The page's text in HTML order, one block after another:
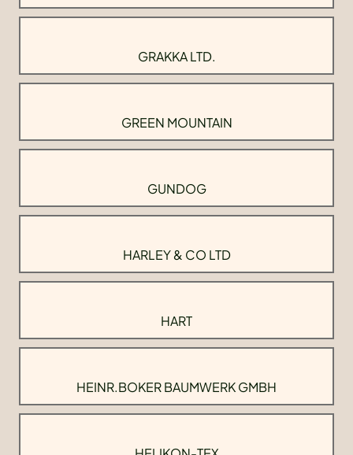
GRAKKA LTD.
GREEN MOUNTAIN
GUNDOG
HARLEY & CO LTD
HART
HEINR.BOKER BAUMWERK GMBH